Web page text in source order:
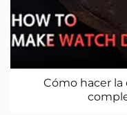
Cómo hacer la